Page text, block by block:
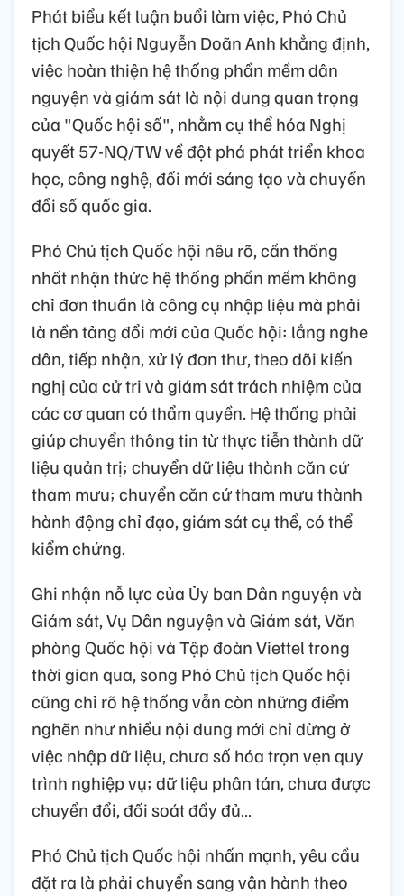
Phát biểu kết luận buổi làm việc, Phó Chủ
tịch Quốc hội Nguyễn Doãn Anh khẳng định,
việc hoàn thiện hệ thống phần mềm dân
nguyện và giám sát là nội dung quan trọng
của "Quốc hội số", nhằm cụ thể hóa Nghị
quyết 57-NQ/TW về đột phá phát triển khoa
học, công nghệ, đổi mới sáng tạo và chuyển
đổi số quốc gia.
Phó Chủ tịch Quốc hội nêu rõ, cần thống
nhất nhận thức hệ thống phần mềm không
chỉ đơn thuần là công cụ nhập liệu mà phải
là nền tảng đổi mới của Quốc hội: lắng nghe
dân, tiếp nhận, xử lý đơn thư, theo dõi kiến
nghị của cử tri và giám sát trách nhiệm của
các cơ quan có thẩm quyền. Hệ thống phải
giúp chuyển thông tin từ thực tiễn thành dữ
liệu quản trị; chuyển dữ liệu thành căn cứ
tham mưu; chuyển căn cứ tham mưu thành
hành động chỉ đạo, giám sát cụ thể, có thể
kiểm chứng.
Ghi nhận nỗ lực của Ủy ban Dân nguyện và
Giám sát, Vụ Dân nguyện và Giám sát, Văn
phòng Quốc hội và Tập đoàn Viettel trong
thời gian qua, song Phó Chủ tịch Quốc hội
cũng chỉ rõ hệ thống vẫn còn những điểm
nghẽn như nhiều nội dung mới chỉ dừng ở
việc nhập dữ liệu, chưa số hóa trọn vẹn quy
trình nghiệp vụ; dữ liệu phân tán, chưa được
chuyển đổi, đối soát đầy đủ…
Phó Chủ tịch Quốc hội nhấn mạnh, yêu cầu
đặt ra là phải chuyển sang vận hành theo